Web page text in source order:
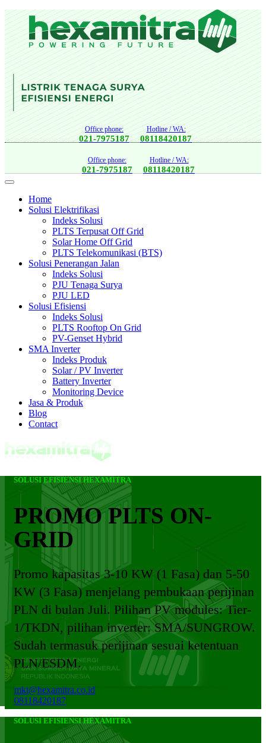
Office phone:
021-7975187
Hotline / WA:
08118420187
Office phone:
021-7975187
Hotline / WA:
08118420187
Home
Solusi Elektrifikasi
Indeks Solusi
PLTS Terpusat Off Grid
Solar Home Off Grid
PLTS Telekomunikasi (BTS)
Solusi Penerangan Jalan
Indeks Solusi
PJU Tenaga Surya
PJU LED
Solusi Efisiensi
Indeks Solusi
PLTS Rooftop On Grid
PV-Genset Hybrid
SMA Inverter
Indeks Produk
Solar / PV Inverter
Battery Inverter
Monitoring Device
Jasa & Produk
Blog
Contact
SOLUSI EFISIENSI HEXAMITRA
PROMO PLTS ON-
GRID
Promo kapasitas 3-10 KW (1 Fasa) dan 5-50
KW (3 Fasa) menjelang pembukaan perijinan
PLN di bulan Juli. Pilihan PV modules: Tier-
1/TKDN, pilihan inverter: SMA/SUNGROW.
Sudah termasuk perijinan sesuai ketentuan
PLN/ESDM.
mkt@hexamitra.co.id
08118420187
SOLUSI EFISIENSI HEXAMITRA